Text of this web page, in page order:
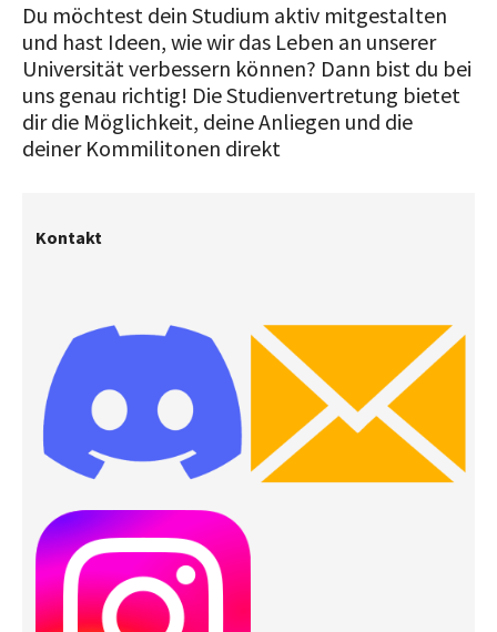
Du möchtest dein Studium aktiv mitgestalten
und hast Ideen, wie wir das Leben an unserer
Universität verbessern können? Dann bist du bei
uns genau richtig! Die Studienvertretung bietet
dir die Möglichkeit, deine Anliegen und die
deiner Kommilitonen direkt
Kontakt